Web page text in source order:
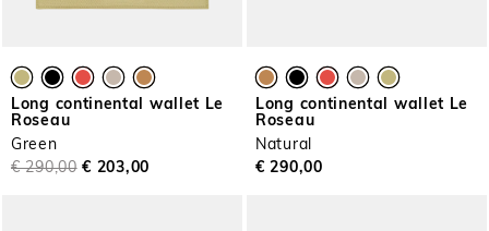
Long continental wallet Le
Roseau
Green
€ 290,00 € 203,00
Long continental wallet Le
Roseau
Natural
€ 290,00